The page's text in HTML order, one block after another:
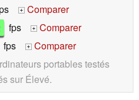
+
Comparer
fps +
Comparer
fps +
Comparer
portables testés
sur Élevé.